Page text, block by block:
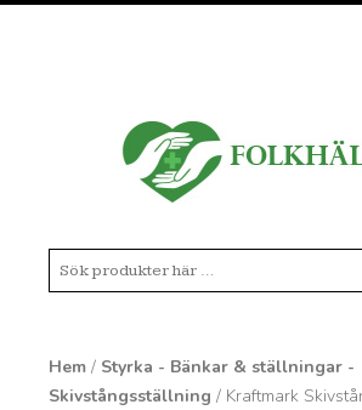
Hem / Styrka - Bänkar & ställningar -
Skivstångsställning / Kraftmark